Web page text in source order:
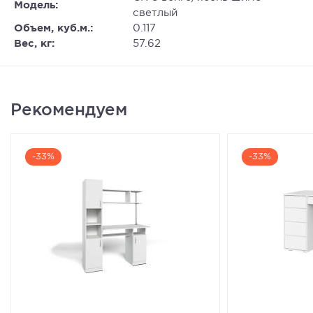
Модель:
светлый
Объем, куб.м.:
0.117
Вес, кг:
57.62
Рекомендуем
-33% -33%